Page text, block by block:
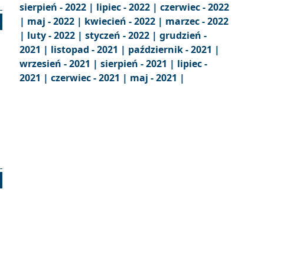
sierpień - 2022 | lipiec - 2022 | czerwiec - 2022
| maj - 2022 | kwiecień - 2022 | marzec - 2022
| luty - 2022 | styczeń - 2022 | grudzień -
2021 | listopad - 2021 | październik - 2021 |
wrzesień - 2021 | sierpień - 2021 | lipiec -
2021 | czerwiec - 2021 | maj - 2021 |